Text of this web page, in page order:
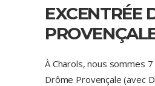
EXCENTRÉE
À Charols, nous sommes
Drôme Provençale (avec